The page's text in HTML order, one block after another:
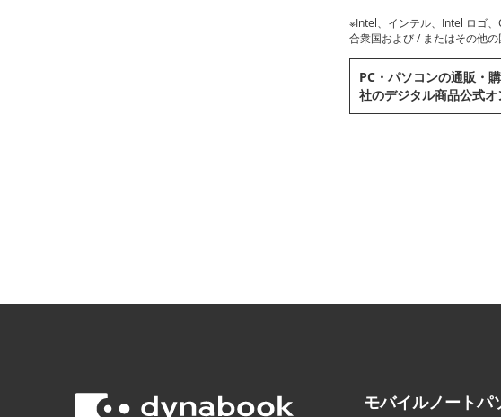
※Intel、インテル、Intel ロゴ
合衆国および / またはその他
PC・パソコンの通販
社のデジタル商品公式オ
モバイルノートパ